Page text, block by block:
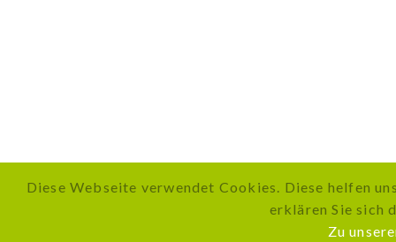
Diese Webseite verwendet Cookies. Diese helfen
erklären Sie sich
Zu